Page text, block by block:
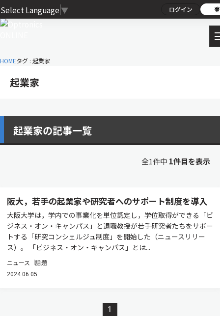
Select Language ▼ ログイン
HOMEタグ : 起業家
起業家
起業家の記事一覧
全1件中 1件目を表示
阪大，若手の起業家や研究者へのサポート制度を導入
大阪大学は，学内での事業化を単位認定し，学位取得ができる「ビ
ジネス・オン・キャンパス」と退職教授が若手研究者たちをサポー
トする「研究コンシェルジュ制度」を開始した（ニュースリリー
ス）。 「ビジネス・オン・キャンパス」とは...
ニュース 話題
2024.06.05
1